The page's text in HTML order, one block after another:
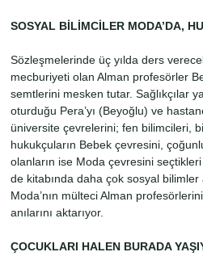
SOSYAL BİLİMCİLER MODA’DA,
Sözleşmelerinde üç yılda ders
mecburiyeti olan Alman profesörler
semtlerini mesken tutar. Sağlıkçılar
oturduğu Pera’yı (Beyoğlu) ve
üniversite çevrelerini; fen bilimcileri,
hukukçuların Bebek çevresini,
olanların ise Moda çevresini
de kitabında daha çok sosyal bilimler
Moda’nın mülteci Alman
anılarını aktarıyor.
ÇOCUKLARI HALEN BURADA